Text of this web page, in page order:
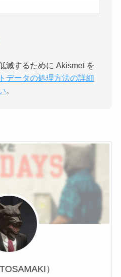
減するために Akismet を
データの処理方法の詳細
。
）